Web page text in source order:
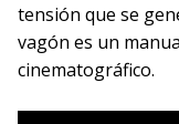
tensión que se
vagón es un
cinematográfico.